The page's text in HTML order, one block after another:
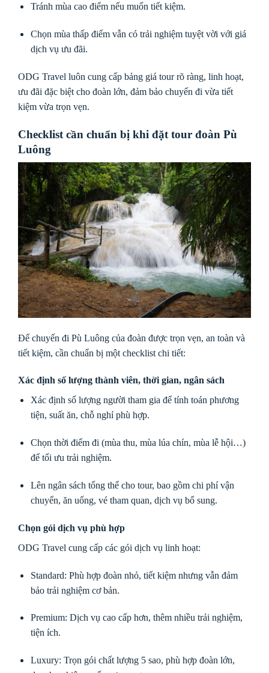
Tránh mùa cao điểm nếu muốn tiết kiệm.
Chọn mùa thấp điểm vẫn có trải nghiệm tuyệt vời với giá
dịch vụ ưu đãi.
ODG Travel luôn cung cấp bảng giá tour rõ ràng, linh hoạt,
ưu đãi đặc biệt cho đoàn lớn, đảm bảo chuyến đi vừa tiết
kiệm vừa trọn vẹn.
Checklist cần chuẩn bị khi đặt tour đoàn Pù
Luông
Để chuyến đi Pù Luông của đoàn được trọn vẹn, an toàn và
tiết kiệm, cần chuẩn bị một checklist chi tiết:
Xác định số lượng thành viên, thời gian, ngân sách
Xác định số lượng người tham gia để tính toán phương
tiện, suất ăn, chỗ nghỉ phù hợp.
Chọn thời điểm đi (mùa thu, mùa lúa chín, mùa lễ hội…)
để tối ưu trải nghiệm.
Lên ngân sách tổng thể cho tour, bao gồm chi phí vận
chuyển, ăn uống, vé tham quan, dịch vụ bổ sung.
Chọn gói dịch vụ phù hợp
ODG Travel cung cấp các gói dịch vụ linh hoạt:
Standard: Phù hợp đoàn nhỏ, tiết kiệm nhưng vẫn đảm
bảo trải nghiệm cơ bản.
Premium: Dịch vụ cao cấp hơn, thêm nhiều trải nghiệm,
tiện ích.
Luxury: Trọn gói chất lượng 5 sao, phù hợp đoàn lớn,